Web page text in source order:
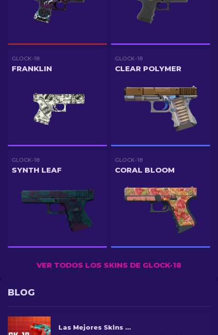
GLOCK-18
FRANKLIN
GLOCK-18
CLEAR POLYMER
GLOCK-18
SYNTH LEAF
GLOCK-18
CORAL BLOOM
VER TODOS LOS SKINS DE GLOCK-18
BLOG
Las Mejores Skins de Glock-18 en CS2: Lista Completa (2026)